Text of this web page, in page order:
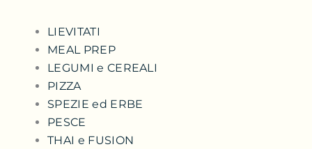
LIEVITATI
MEAL PREP
LEGUMI e CEREALI
PIZZA
SPEZIE ed ERBE
PESCE
THAI e FUSION